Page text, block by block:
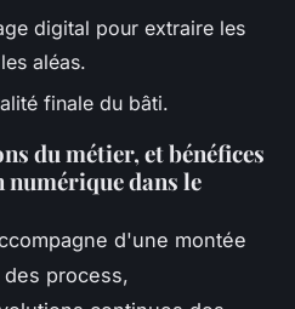
digital pour extraire les
aléas.
finale du bâti.
du métier, et bénéfices
numérique dans le
d'une montée
process,